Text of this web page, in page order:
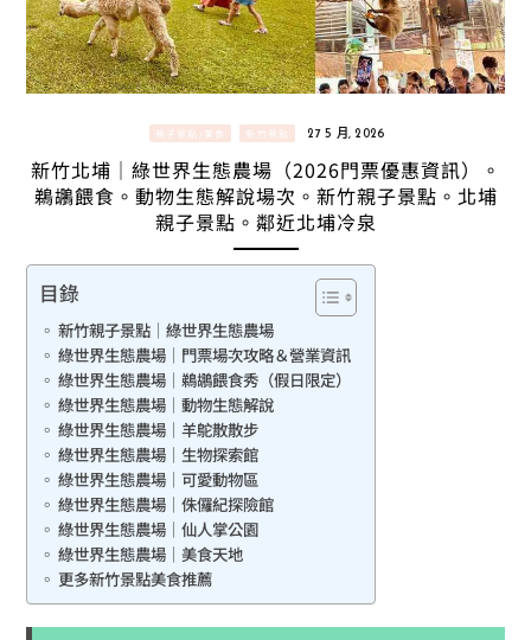
親子景點/美食 新竹景點 27 5 月, 2026
新竹北埔｜綠世界生態農場（2026門票優惠資訊）。
鵜鶘餵食。動物生態解說場次。新竹親子景點。北埔
親子景點。鄰近北埔冷泉
目錄
新竹親子景點｜綠世界生態農場
綠世界生態農場｜門票場次攻略＆營業資訊
綠世界生態農場｜鵜鶘餵食秀（假日限定）
綠世界生態農場｜動物生態解說
綠世界生態農場｜羊鴕散散步
綠世界生態農場｜生物探索館
綠世界生態農場｜可愛動物區
綠世界生態農場｜侏儸紀探險館
綠世界生態農場｜仙人掌公園
綠世界生態農場｜美食天地
更多新竹景點美食推薦